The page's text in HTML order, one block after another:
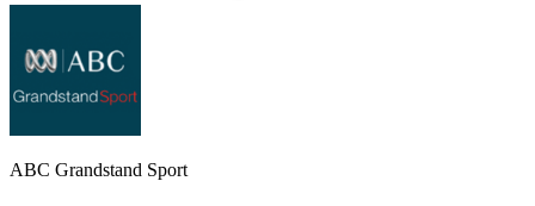
ABC Grandstand Sport